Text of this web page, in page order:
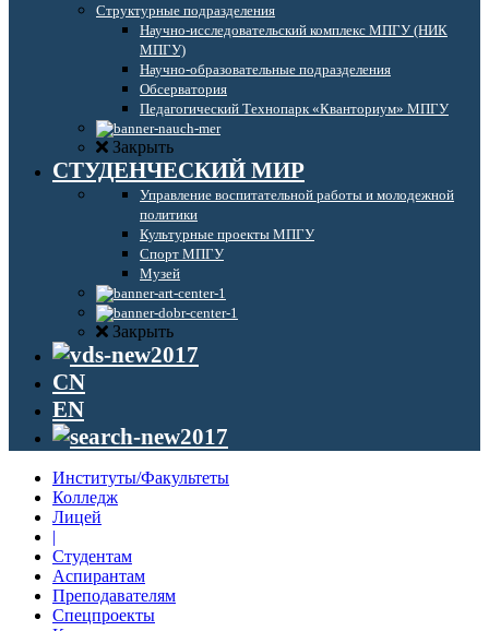
Структурные подразделения
Научно-исследовательский комплекс МПГУ (НИК
МПГУ)
Научно-образовательные подразделения
Обсерватория
Педагогический Технопарк «Кванториум» МПГУ
Закрыть
СТУДЕНЧЕСКИЙ МИР
Управление воспитательной работы и молодежной
политики
Культурные проекты МПГУ
Спорт МПГУ
Музей
Закрыть
CN
EN
Институты/Факультеты
Колледж
Лицей
|
Студентам
Аспирантам
Преподавателям
Спецпроекты